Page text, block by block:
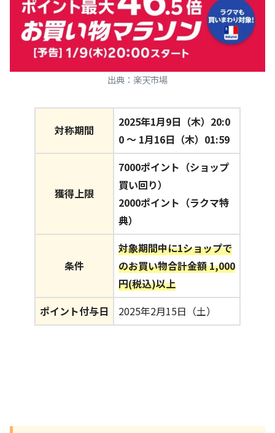
出典：楽天市場
対称期間
2025年1月9日（木）20:0
0 〜 1月16日（木）01:59
獲得上限
7000ポイント（ショップ
買い回り）
2000ポイント（ラクマ特
典）
条件
対象期間中に1ショップで
のお買い物合計金額 1,000
円(税込)以上
ポイント付与日
2025年2月15日（土）